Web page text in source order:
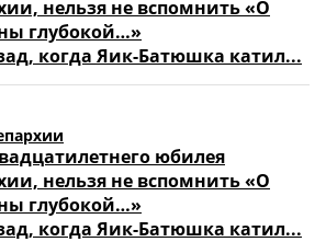
нельзя не вспомнить «О
глубокой…»
когда Яик-Батюшка катил...
юбилея
нельзя не вспомнить «О
глубокой…»
когда Яик-Батюшка катил...